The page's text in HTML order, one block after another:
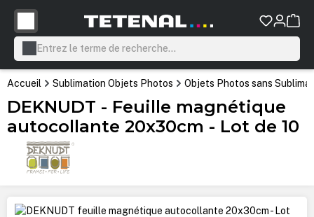
principal
Accueil Sublimation Objets Photos Objets Photos sans
DEKNUDT - Feuille magnétique
autocollante 20x30cm - Lot de 10
Ignorer la galerie d'images